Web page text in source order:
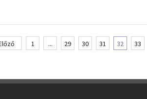
1 ... 29 30 31 32 33